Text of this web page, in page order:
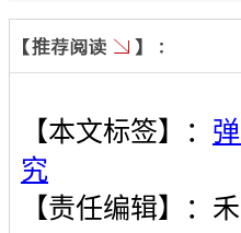
【本文标签】：
究
【责任编辑】：